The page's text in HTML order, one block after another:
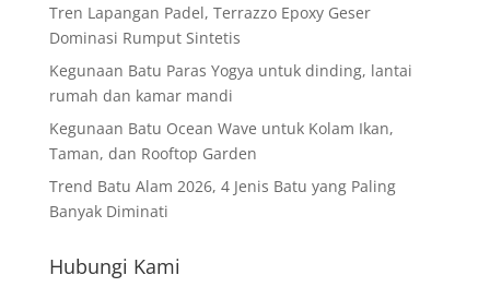
Tren Lapangan Padel, Terrazzo Epoxy Geser
Dominasi Rumput Sintetis
Kegunaan Batu Paras Yogya untuk dinding, lantai
rumah dan kamar mandi
Kegunaan Batu Ocean Wave untuk Kolam Ikan,
Taman, dan Rooftop Garden
Trend Batu Alam 2026, 4 Jenis Batu yang Paling
Banyak Diminati
Hubungi Kami